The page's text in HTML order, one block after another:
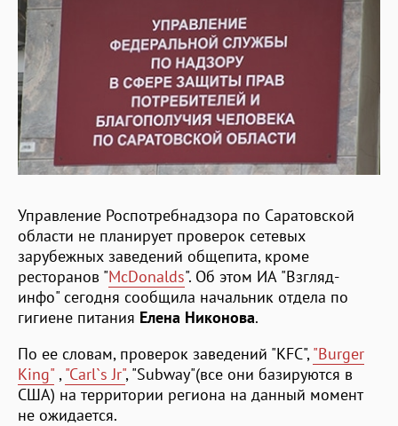
Управление Роспотребнадзора по Саратовской
области не планирует проверок сетевых
зарубежных заведений общепита, кроме
ресторанов "McDonalds". Об этом ИА "Взгляд-
инфо" сегодня сообщила начальник отдела по
гигиене питания Елена Никонова.
По ее словам, проверок заведений "KFC","Burger
King" ,"Carl`s Jr", "Subway"(все они базируются в
США) на территории региона на данный момент
не ожидается.